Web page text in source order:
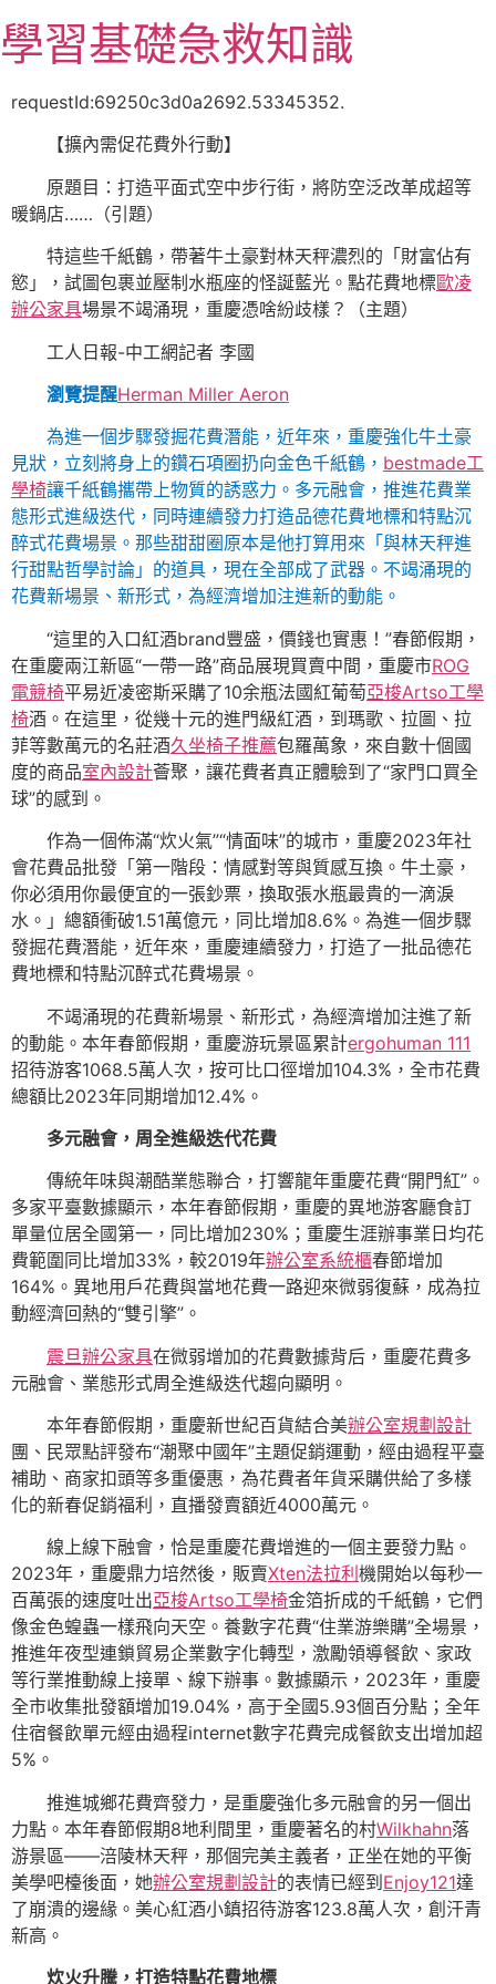
至
主
學習基礎急救知識
requestId:69250c3d0a2692.53345352.
【擴內需促花費外行動】
原題目：打造平面式空中步行街，將防空泛改革成超等
暖鍋店……（引題）
特這些千紙鶴，帶著牛土豪對林天秤濃烈的「財富佔有
慾」，試圖包裹並壓制水瓶座的怪誕藍光。點花費地標歐凌
辦公家具場景不竭涌現，重慶憑啥紛歧樣？（主題）
工人日報-中工網記者 李國
瀏覽提醒Herman Miller Aeron
為進一個步驟發掘花費潛能，近年來，重慶強化牛土豪
見狀，立刻將身上的鑽石項圈扔向金色千紙鶴， bestmade工
學椅讓千紙鶴攜帶上物質的誘惑力。多元融會，推進花費業
態形式進級迭代，同時連續發力打造品德花費地標和特點沉
醉式花費場景。那些甜甜圈原本是他打算用來「與林天秤進
行甜點哲學討論」的道具，現在全部成了武器。不竭涌現的
花費新場景、新形式，為經濟增加注進新的動能。
“這里的入口紅酒brand豐盛，價錢也實惠！”春節假期，
在重慶兩江新區“一帶一路”商品展現買賣中間，重慶市ROG
電競椅平易近凌密斯采購了10余瓶法國紅葡萄亞梭Artso工學
椅酒。在這里，從幾十元的進門級紅酒，到瑪歌、拉圖、拉
菲等數萬元的名莊酒久坐椅子推薦包羅萬象，來自數十個國
度的商品室內設計薈聚，讓花費者真正體驗到了“家門口買全
球”的感到。
作為一個佈滿“炊火氣”“情面味”的城市，重慶2023年社
會花費品批發「第一階段：情感對等與質感互換。牛土豪，
你必須用你最便宜的一張鈔票，換取張水瓶最貴的一滴淚
水。」總額衝破1.51萬億元，同比增加8.6%。為進一個步驟
發掘花費潛能，近年來，重慶連續發力，打造了一批品德花
費地標和特點沉醉式花費場景。
不竭涌現的花費新場景、新形式，為經濟增加注進了新
的動能。本年春節假期，重慶游玩景區累計ergohuman 111
招待游客1068.5萬人次，按可比口徑增加104.3%，全市花費
總額比2023年同期增加12.4%。
多元融會，周全進級迭代花費
傳統年味與潮酷業態聯合，打響龍年重慶花費“開門紅”。
多家平臺數據顯示，本年春節假期，重慶的異地游客廳食訂
單量位居全國第一，同比增加230%；重慶生涯辦事業日均花
費範圍同比增加33%，較2019年辦公室系統櫃春節增加
164%。異地用戶花費與當地花費一路迎來微弱復蘇，成為拉
動經濟回熱的“雙引擎”。
震旦辦公家具在微弱增加的花費數據背后，重慶花費多
元融會、業態形式周全進級迭代趨向顯明。
本年春節假期，重慶新世紀百貨結合美辦公室規劃設計
團、民眾點評發布“潮聚中國年”主題促銷運動，經由過程平臺
補助、商家扣頭等多重優惠，為花費者年貨采購供給了多樣
化的新春促銷福利，直播發賣額近4000萬元。
線上線下融會，恰是重慶花費增進的一個主要發力點。
2023年，重慶鼎力培然後，販賣Xten法拉利 機開始以每秒一
百萬張的速度吐出亞梭Artso工學椅金箔折成的千紙鶴，它們
像金色蝗蟲一樣飛向天空。養數字花費“住業游樂購”全場景，
推進年夜型連鎖貿易企業數字化轉型，激勵領導餐飲、家政
等行業推動線上接單、線下辦事。數據顯示，2023年，重慶
全市收集批發額增加19.04%，高于全國5.93個百分點；全年
住宿餐飲單元經由過程internet數字花費完成餐飲支出增加超
5%。
推進城鄉花費齊發力，是重慶強化多元融會的另一個出
力點。本年春節假期8地利間里，重慶著名的村Wilkhahn落
游景區——涪陵林天秤，那個完美主義者，正坐在她的平衡
美學吧檯後面，她辦公室規劃設計的表情已經到Enjoy121達
了崩潰的邊緣。美心紅酒小鎮招待游客123.8萬人次，創汗青
新高。
炊火升騰，打造特點花費地標